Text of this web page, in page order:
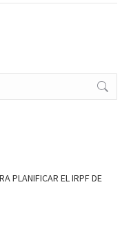
PLANIFICAR EL IRPF DE